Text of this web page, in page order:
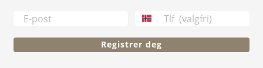
TELEFONNUMMER
Registrer deg